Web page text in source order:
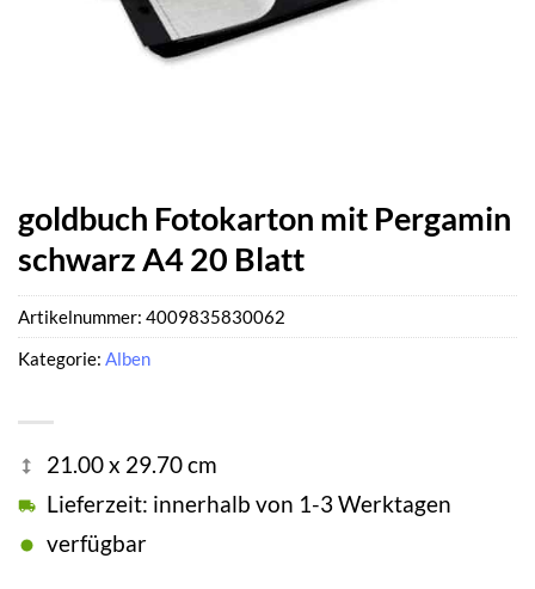
goldbuch Fotokarton mit Pergamin
schwarz A4 20 Blatt
21.00 x 29.70 cm
Lieferzeit: innerhalb von 1-3 Werktagen
verfügbar
Artikelnummer: 4009835830062
Kategorie: Alben